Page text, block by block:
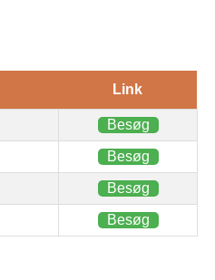
Link
Besøg
Besøg
Besøg
Besøg